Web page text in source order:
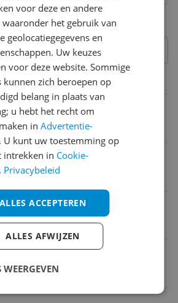
Vraag 1 van 4
voor deze en andere
het gebruik van
geolocatiegegevens en
Uw keuzes
voor deze website. Sommige
kunnen zich beroepen op
belang in plaats van
u hebt het recht om
inAdvertentie-
. U kunt uw toestemming op
intrekken in Cookie-
. Privacybeleid
ALLES ACCEPTEREN
ALLES AFWIJZEN
WEERGEVEN